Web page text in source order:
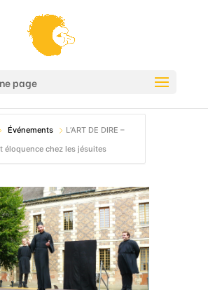
page
Événements
L’ART DE DIRE –
éloquence chez les jésuites